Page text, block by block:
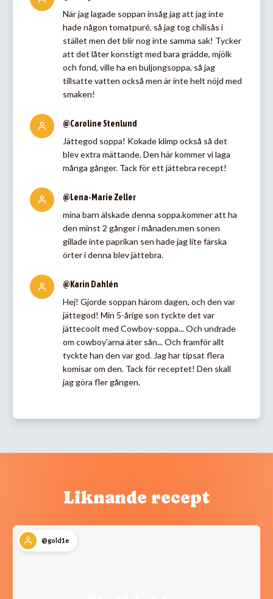
När jag lagade soppan insåg jag att jag inte
hade någon tomatpuré, så jag tog chilisås i
stället men det blir nog inte samma sak! Tycker
att det låter konstigt med bara grädde, mjölk
och fond, ville ha en buljongsoppa, så jag
tillsatte vatten också men är inte helt nöjd med
smaken!
@Caroline Stenlund
Jättegod soppa! Kokade klimp också så det
blev extra mättande. Den här kommer vi laga
många gånger. Tack för ett jättebra recept!
@Lena-Marie Zeller
mina barn älskade denna soppa.kommer att ha
den minst 2 gånger i månaden.men sonen
gillade inte paprikan sen hade jag lite färska
örter i denna blev jättebra.
@Karin Dahlén
Hej! Gjorde soppan härom dagen, och den var
jättegod! Min 5-årige son tyckte det var
jättecoolt med Cowboy-soppa... Och undrade
om cowboy'arna äter sån... Och framför allt
tyckte han den var god. Jag har tipsat flera
komisar om den. Tack för receptet! Den skall
jag göra fler gången.
Liknande recept
@gold1e